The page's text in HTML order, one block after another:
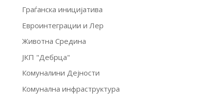
Граѓанска иницијатива
Евроинтеграции и Лер
Животна Средина
ЈКП "Дебрца"
Комуналини Дејности
Комунална инфраструктура